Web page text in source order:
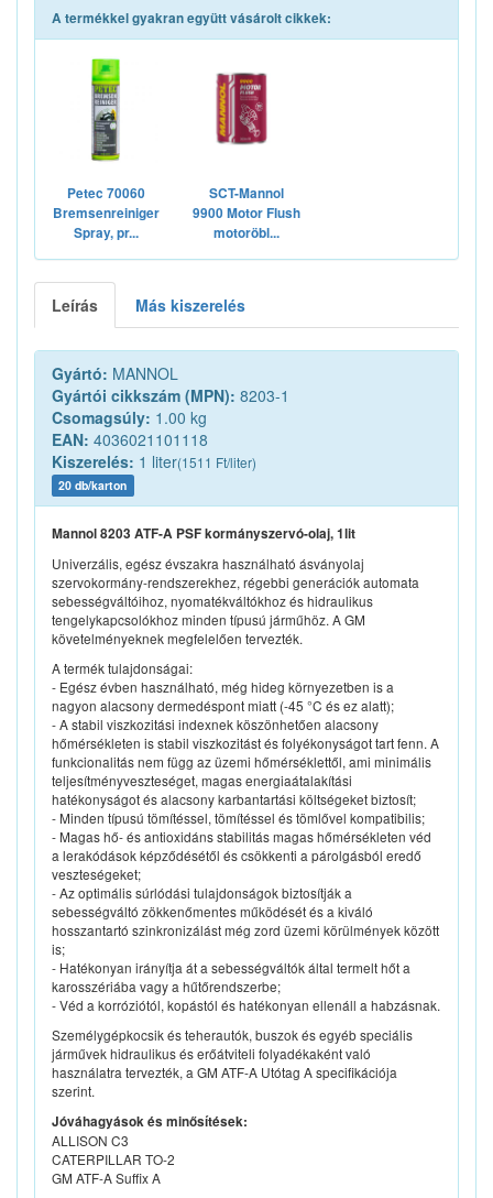
A termékkel gyakran együtt vásárolt cikkek:
Petec 70060
Bremsenreiniger
Spray, pr...
SCT-Mannol
9900 Motor Flush
motoröbl...
Leírás Más kiszerelés
Gyártó: MANNOL
Gyártói cikkszám (MPN): 8203-1
Csomagsúly: 1.00 kg
EAN: 4036021101118
Kiszerelés: 1 liter(1511 Ft/liter)
20 db/karton
Mannol 8203 ATF-A PSF kormányszervó-olaj, 1lit
Univerzális, egész évszakra használható ásványolaj
szervokormány-rendszerekhez, régebbi generációk automata
sebességváltóihoz, nyomatékváltókhoz és hidraulikus
tengelykapcsolókhoz minden típusú járműhöz. A GM
követelményeknek megfelelően tervezték.
A termék tulajdonságai:
- Egész évben használható, még hideg környezetben is a
nagyon alacsony dermedéspont miatt (-45 °C és ez alatt);
- A stabil viszkozitási indexnek köszönhetően alacsony
hőmérsékleten is stabil viszkozitást és folyékonyságot tart fenn. A
funkcionalitás nem függ az üzemi hőmérséklettől, ami minimális
teljesítményveszteséget, magas energiaátalakítási
hatékonyságot és alacsony karbantartási költségeket biztosít;
- Minden típusú tömítéssel, tömítéssel és tömlővel kompatibilis;
- Magas hő- és antioxidáns stabilitás magas hőmérsékleten véd
a lerakódások képződésétől és csökkenti a párolgásból eredő
veszteségeket;
- Az optimális súrlódási tulajdonságok biztosítják a
sebességváltó zökkenőmentes működését és a kiváló
hosszantartó szinkronizálást még zord üzemi körülmények között
is;
- Hatékonyan irányítja át a sebességváltók által termelt hőt a
karosszériába vagy a hűtőrendszerbe;
- Véd a korróziótól, kopástól és hatékonyan ellenáll a habzásnak.
Személygépkocsik és teherautók, buszok és egyéb speciális
járművek hidraulikus és erőátviteli folyadékaként való
használatra tervezték, a GM ATF-A Utótag A specifikációja
szerint.
Jóváhagyások és minősítések:
ALLISON C3
CATERPILLAR TO-2
GM ATF-A Suffix A